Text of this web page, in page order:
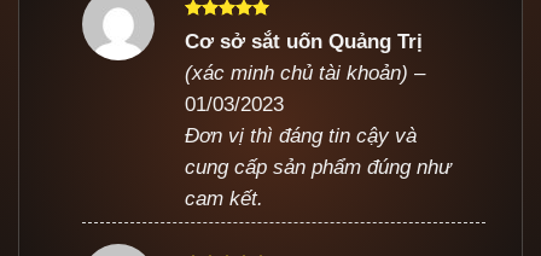
Được xếp
sao
Cơ sở sắt uốn Quảng Trị
(xác minh chủ tài khoản) –
01/03/2023
Đơn vị thì đáng tin cậy và
cung cấp sản phẩm đúng như
cam kết.